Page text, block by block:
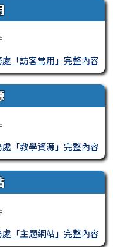
「訪客常用」完整內容
「教學資源」完整內容
「主題網站」完整內容